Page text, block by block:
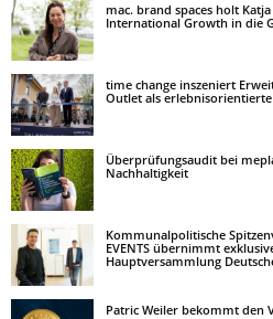
mac. brand spaces holt
International Growth in die
time change inszeniert
Outlet als
Überprüfungsaudit bei
Nachhaltigkeit
Kommunalpolitische
EVENTS übernimmt
Hauptversammlung
Patric Weiler bekommt den